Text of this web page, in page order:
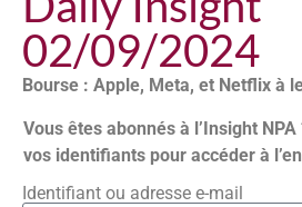
02/09/2024
Bourse : Apple, Meta, et Netflix à
Vous êtes abonnés à l’Insight
vos identifiants pour accéder à
Identifiant ou adresse e-mail